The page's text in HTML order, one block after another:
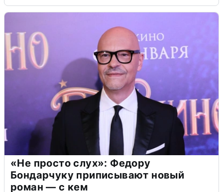
«Не просто слух»: Федору
Бондарчуку приписывают новый
роман — с кем